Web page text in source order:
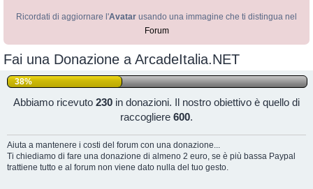
Ricordati di aggiornare l'Avatar usando una immagine che ti distingua nel
Forum
Fai una Donazione a ArcadeItalia.NET
38%
Abbiamo ricevuto 230 in donazioni. Il nostro obiettivo è quello di
raccogliere 600.
Aiuta a mantenere i costi del forum con una donazione...
Ti chiediamo di fare una donazione di almeno 2 euro, se è più bassa Paypal
trattiene tutto e al forum non viene dato nulla del tuo gesto.